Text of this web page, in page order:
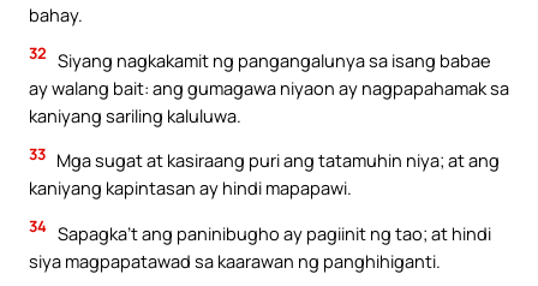
bahay.
32 Siyang nagkakamit ng pangangalunya sa isang babae
ay walang bait: ang gumagawa niyaon ay nagpapahamak sa
kaniyang sariling kaluluwa.
33 Mga sugat at kasiraang puri ang tatamuhin niya; at ang
kaniyang kapintasan ay hindi mapapawi.
34 Sapagka’t ang paninibugho ay pagiinit ng tao; at hindi
siya magpapatawad sa kaarawan ng panghihiganti.